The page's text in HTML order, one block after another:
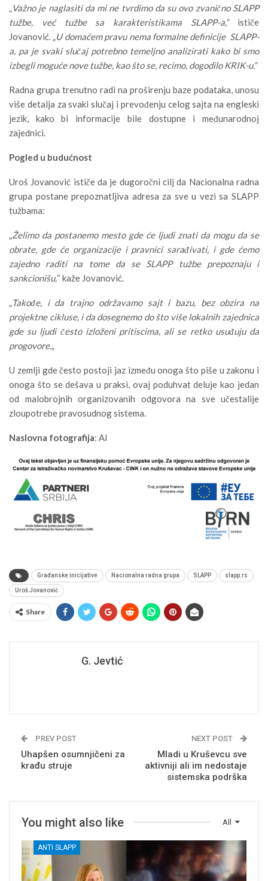
„Važno je naglasiti da mi ne tvrdimo da su ovo zvanično SLAPP
tužbe, već tužbe sa karakteristikama SLAPP-a,“ističe
Jovanović. „U domaćem pravu nema formalne definicije SLAPP-
a, pa je svaki slučaj potrebno temeljno analizirati kako bi smo
izbegli moguće nove tužbe, kao što se, recimo, dogodilo KRIK-u.“
Radna grupa trenutno radi na proširenju baze podataka, unosu
više detalja za svaki slučaj i prevođenju celog sajta na engleski
jezik, kako bi informacije bile dostupne i međunarodnoj
zajednici.
Pogled u budućnost
Uroš Jovanović ističe da je dugoročni cilj da Nacionalna radna
grupa postane prepoznatljiva adresa za sve u vezi sa SLAPP
tužbama:
„Želimo da postanemo mesto gde će ljudi znati da mogu da se
obrate, gde će organizacije i pravnici sarađivati, i gde ćemo
zajedno raditi na tome da se SLAPP tužbe prepoznaju i
sankcionišu,“ kaže Jovanović.
„Takođe, i da trajno održavamo sajt i bazu, bez obzira na
projektne cikluse, i da dosegnemo do što više lokalnih zajednica
gde su ljudi često izloženi pritiscima, ali se retko usuđuju da
progovore.„
U zemlji gde često postoji jaz između onoga što piše u zakonu i
onoga što se dešava u praksi, ovaj poduhvat deluje kao jedan
od malobrojnih organizovanih odgovora na sve učestalije
zloupotrebe pravosudnog sistema.
Naslovna fotografija: AI
Građanske inicijative Nacionalna radna grupa SLAPP slapp.rs
Uroš Jovanović
Share
G. Jevtić
PREV POST
Uhapšen osumnjičeni za
krađu struje
NEXT POST
Mladi u Kruševcu sve
aktivniji ali im nedostaje
sistemska podrška
All
You might also like
ANTI SLAPP